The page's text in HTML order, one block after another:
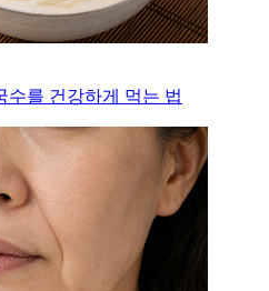
수를 건강하게 먹는 법